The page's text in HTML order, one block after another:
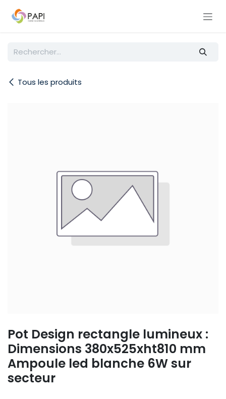
Tous les produits
Pot Design rectangle lumineux :
Dimensions 380x525xht810 mm
Ampoule led blanche 6W sur
secteur